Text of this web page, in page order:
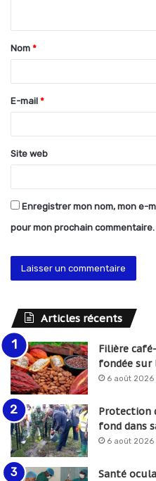
t
a
e
*
Nom *
E-mail *
Site web
Enregistrer mon nom, mon e-
pour mon prochain commentaire.
Articles récents
Filière
fondée sur
6 août 2026
Protection
fond dans
6 août 2026
Santé